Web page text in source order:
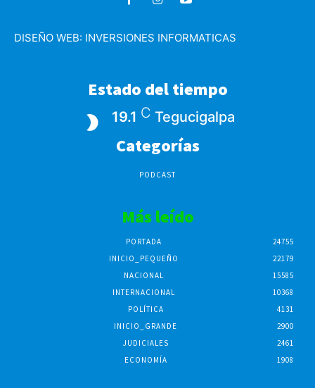
DISEÑO WEB: INVERSIONES INFORMATICAS
Estado del tiempo
19.1 C Tegucigalpa
Categorías
PODCAST
Más leído
PORTADA
24755
INICIO_PEQUEÑO
22179
NACIONAL
15585
INTERNACIONAL
10368
POLÍTICA
4131
INICIO_GRANDE
2900
JUDICIALES
2461
ECONOMÍA
1908